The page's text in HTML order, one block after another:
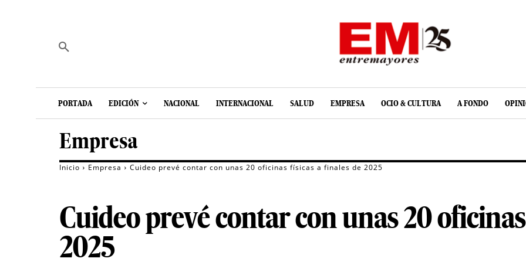
PORTADA EDICIÓN NACIONAL INTERNACIONAL SALUD EMPRESA OCIO & CULTURA A FONDO
Empresa
Inicio Empresa Cuideo prevé contar con unas 20 oficinas físicas a finales de 2025
Cuideo prevé contar con unas 20
2025